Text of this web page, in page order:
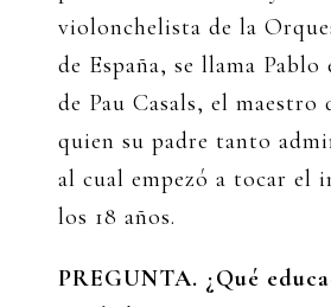
violonchelista de la
de España, se llama Pablo
de Pau Casals, el maestro
quien su padre tanto
al cual empezó a tocar el
los 18 años.
PREGUNTA. ¿Qué